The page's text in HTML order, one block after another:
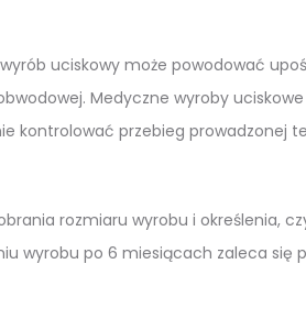
uciskowy może powodować
Medyczne wyroby
kontrolować przebieg prowadzonej
rozmiaru wyrobu i określenia,
wyrobu po 6 miesiącach zaleca się